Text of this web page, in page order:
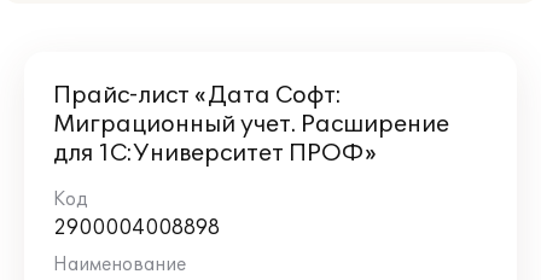
Прайс-лист «Дата Софт:
Миграционный учет. Расширение
для 1С:Университет ПРОФ»
2900004008898